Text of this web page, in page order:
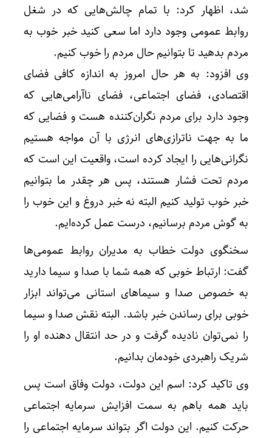
شد، اظهار کرد: با تمام چالش‌هایی که در شغل
روابط عمومی وجود دارد اما سعی کنید خبر خوب به
مردم بدهید تا بتوانیم حال مردم را خوب کنیم.
وی افزود: به هر حال امروز به اندازه کافی فضای
اقتصادی، فضای اجتماعی، فضای ناآرامی‌هایی که
وجود دارد برای مردم نگران‌کننده هست و فضایی که
ما به جهت ناترازی‌های انرژی با آن مواجه هستیم
نگرانی‌هایی را ایجاد کرده است، واقعیت این است که
مردم تحت فشار هستند، پس هر چقدر ما بتوانیم
خبر خوب تولید کنیم البته نه خبر دروغ و این خوب را
به گوش مردم برسانیم، درست عمل کرده‌ایم.
سخنگوی دولت خطاب به مدیران روابط عمومی‌ها
گفت: ارتباط خوبی که همه شما با صدا و سیما دارید
به خصوص صدا و سیماهای استانی می‌تواند ابزار
خوبی برای رساندن خبر باشد. البته نقش صدا و سیما
را نمی‌توان نادیده گرفت و در حد انتقال دهنده او را
شریک راهبردی خودمان بدانیم.
وی تاکید کرد: اسم این دولت، دولت وفاق است پس
باید همه باهم به سمت افزایش سرمایه اجتماعی
حرکت کنیم. این دولت اگر بتواند سرمایه اجتماعی را